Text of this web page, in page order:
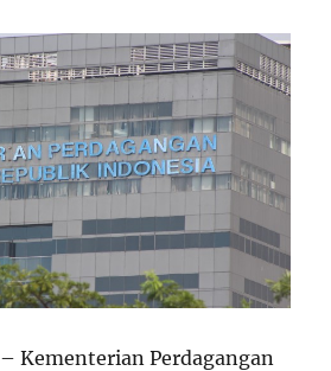
– Kementerian Perdagangan